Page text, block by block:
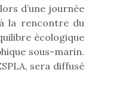
d’une journée
la rencontre du
écologique
sous-marin.
sera diffusé
compagnons pour les
enfants. Doudou, meilleur
ami, objet à câliner,